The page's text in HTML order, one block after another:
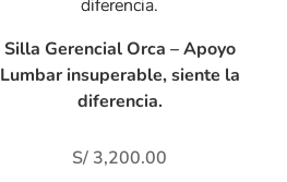
Silla Gerencial Orca – Apoyo
Lumbar insuperable, siente la
diferencia.
S/ 3,200.00